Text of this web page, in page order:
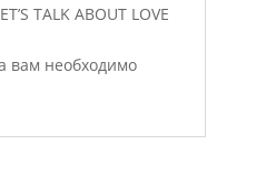
TALK ABOUT LOVE
вам необходимо